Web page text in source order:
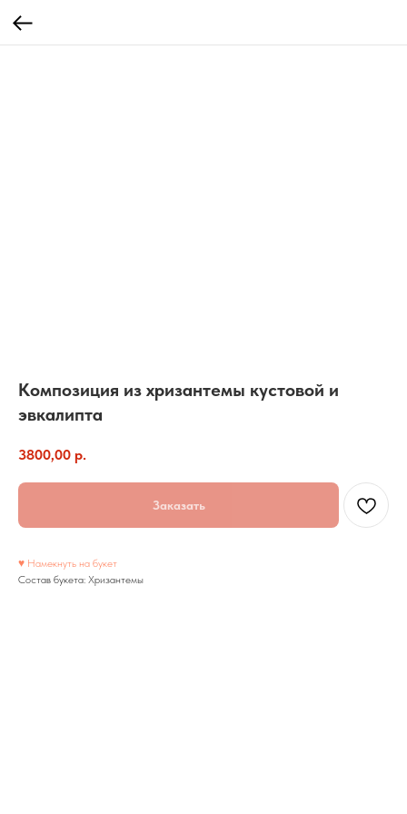
Композиция из хризантемы кустовой и
эвкалипта
3800,00 р.
Заказать
♥ Намекнуть на букет
Состав букета: Хризантемы